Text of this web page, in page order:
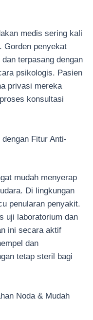
medis sering kali
Gorden penyekat
terpasang dengan
psikologis. Pasien
privasi mereka
konsultasi
Fitur Anti-
mudah menyerap
Di lingkungan
penularan penyakit.
uji laboratorium dan
ini secara aktif
dan
tetap steril bagi
Noda & Mudah